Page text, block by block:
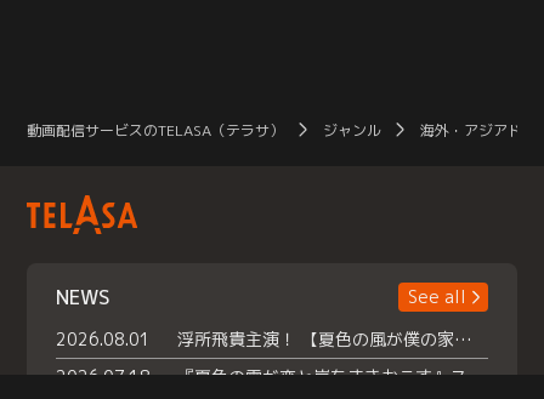
動画配信サービスのTELASA（テラサ） ジャンル 海外・アジアドラ
NEWS
See all
2026.08.01
浮所飛貴主演！ 【夏色の風が僕の家にやってきた】 本日よりテラサで独占配信スタート！
2026.07.18
『夏色の雲が恋と嵐をまきおこす』スペシャルメイキング 【Part1】2026年７月18日（土）23時30分～配信スタート！話題のシーンの裏側を大公開！豪華キャスト大集合！ 『武宮家 真夏の家族会議』開催！